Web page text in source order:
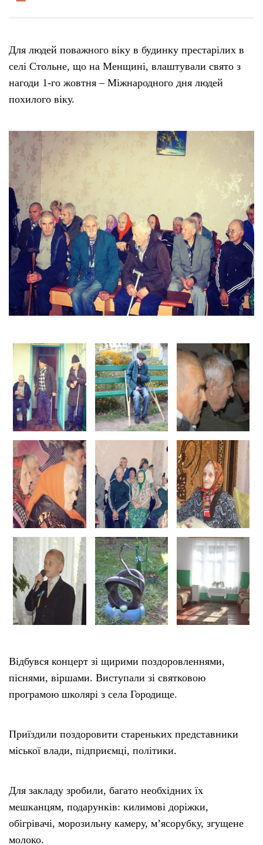
Для людей поважного віку в будинку престарілих в
селі Стольне, що на Менщині, влаштували свято з
нагоди 1-го жовтня – Міжнародного дня людей
похилого віку.
Відбувся концерт зі щирими поздоровленнями,
піснями, віршами. Виступали зі святковою
програмою школярі з села Городище.
Приїздили поздоровити стареньких представники
міської влади, підприємці, політики.
Для закладу зробили, багато необхідних їх
мешканцям, подарунків: килимові доріжки,
обігрівачі, морозильну камеру, м’ясорубку, згущене
молоко.